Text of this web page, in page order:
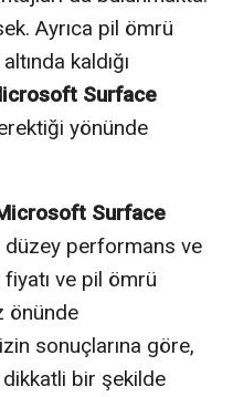
Ayrıca pil ömrü
kaldığı
Surface
yönünde
Surface
düzey performans ve
fiyatı ve pil ömrü
önünde
sonuçlarına göre,
dikkatli bir şekilde